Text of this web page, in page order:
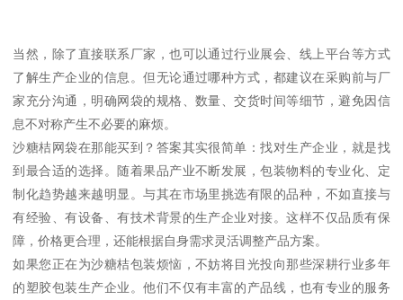
当然，除了直接联系厂家，也可以通过行业展会、线上平台等方式
了解生产企业的信息。但无论通过哪种方式，都建议在采购前与厂
家充分沟通，明确网袋的规格、数量、交货时间等细节，避免因信
息不对称产生不必要的麻烦。
沙糖桔网袋在那能买到？答案其实很简单：找对生产企业，就是找
到最合适的选择。随着果品产业不断发展，包装物料的专业化、定
制化趋势越来越明显。与其在市场里挑选有限的品种，不如直接与
有经验、有设备、有技术背景的生产企业对接。这样不仅品质有保
障，价格更合理，还能根据自身需求灵活调整产品方案。
如果您正在为沙糖桔包装烦恼，不妨将目光投向那些深耕行业多年
的塑胶包装生产企业。他们不仅有丰富的产品线，也有专业的服务